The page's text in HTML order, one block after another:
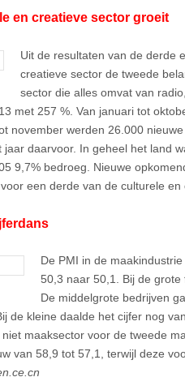
en creatieve sector groeit
Uit de resultaten van de derde
creatieve sector de tweede
sector die alles omvat van
met 257 %. Van januari tot
november werden 26.000
jaar daarvoor. In geheel het land
9,7% bedroeg. Nieuwe
een derde van de culturele en
De PMI in de
50,3 naar 50,1. Bij de
De middelgrote bedrijven
de kleine daalde het cijfer nog
maaksector voor de tweede
van 58,9 tot 57,1, terwijl deze